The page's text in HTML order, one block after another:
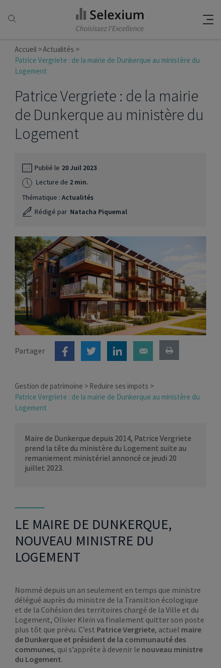
Accueil
Actualités
Patrice Vergriete : de la mairie de Dunkerque au ministère du
Logement
Patrice Vergriete : de la mairie
de Dunkerque au ministère du
Logement
Publié le 20 Juil 2023
Lecture de 2 min.
Thématique : Actualités
Rédigé par Natacha Piquemal
Partager
Gestion de patrimoine
Reduire ses impots
Patrice Vergriete : de la mairie de Dunkerque au ministère du
Logement
Maire de Dunkerque depuis 2014, Patrice Vergriete
prend la tête du ministère du Logement suite au
remaniement ministériel annoncé ce jeudi 20
juillet 2023.
LE MAIRE DE DUNKERQUE,
NOUVEAU MINISTRE DU
LOGEMENT
Nommé depuis un an seulement en temps que ministre
délégué auprès du ministre de la Transition écologique
et de la Cohésion des territoires chargé de la Ville et du
Logement, Olivier Klein va finalement quitter son poste
plus tôt que prévu. C’est Patrice Vergriete, actuel maire
de Dunkerque et président de la communauté des
communes, qui s’apprête à devenir le nouveau ministre
du Logement.